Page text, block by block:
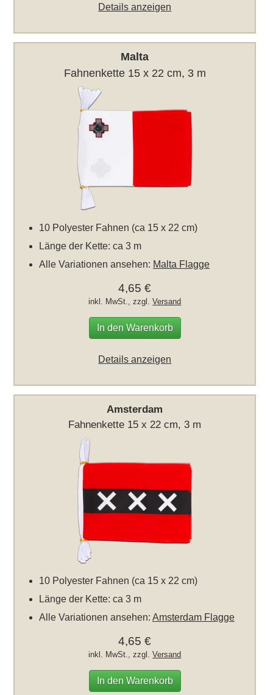
Details anzeigen
Malta
Fahnenkette 15 x 22 cm, 3 m
10 Polyester Fahnen (ca 15 x 22 cm)
Länge der Kette: ca 3 m
Alle Variationen ansehen: Malta Flagge
4,65 €
inkl. MwSt., zzgl.Versand
In den Warenkorb
Details anzeigen
Amsterdam
Fahnenkette 15 x 22 cm, 3 m
10 Polyester Fahnen (ca 15 x 22 cm)
Länge der Kette: ca 3 m
Alle Variationen ansehen:Amsterdam Flagge
4,65 €
inkl. MwSt., zzgl.Versand
In den Warenkorb